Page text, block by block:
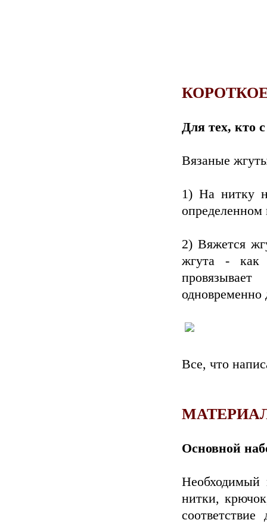
Для тех, кто
Вязаные
1) На нитку
определенном
2) Вяжется
жгута - как
одновременно
Все, что
Основной
Необходимый
нитки,